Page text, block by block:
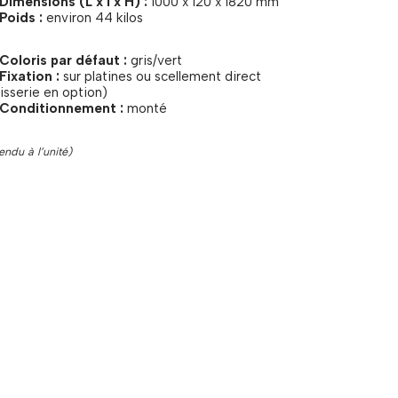
: environ 44 kilos
par défaut : gris/vert
: sur platines ou scellement direct
en option)
: monté
à l’unité)